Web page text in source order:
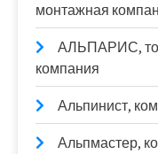
монтажная
АЛЬПАРИС,
компания
Альпинист,
Альпмастер,